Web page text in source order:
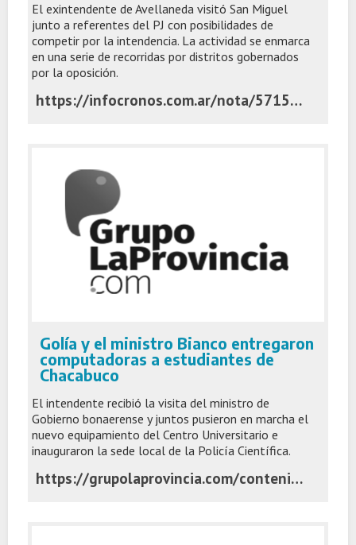
El exintendente de Avellaneda visitó San Miguel
junto a referentes del PJ con posibilidades de
competir por la intendencia. La actividad se enmarca
en una serie de recorridas por distritos gobernados
por la oposición.
https://infocronos.com.ar/nota/57153/ferraresi-profundiza-sus-recorridas-por-municipios-opositores-y-suma-dirigentes-con-proyeccion-local/
Golía y el ministro Bianco entregaron
computadoras a estudiantes de
Chacabuco
El intendente recibió la visita del ministro de
Gobierno bonaerense y juntos pusieron en marcha el
nuevo equipamiento del Centro Universitario e
inauguraron la sede local de la Policía Científica.
https://grupolaprovincia.com/contenido/600428/golia-y-el-ministro-bianco-entregaron-computadoras-a-estudiantes-de-chacabuco